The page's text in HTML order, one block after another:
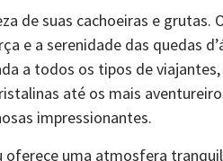
de suas cachoeiras e grutas.
e a serenidade das quedas
a todos os tipos de
até os mais
impressionantes.
oferece uma atmosfera